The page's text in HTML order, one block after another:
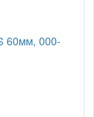
60мм, 000-